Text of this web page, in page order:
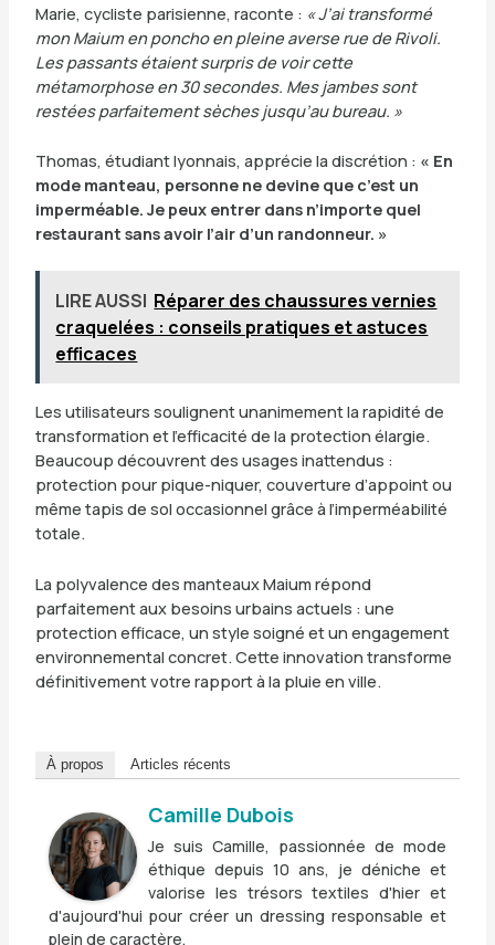
Marie, cycliste parisienne, raconte : « J’ai transformé
mon Maium en poncho en pleine averse rue de Rivoli.
Les passants étaient surpris de voir cette
métamorphose en 30 secondes. Mes jambes sont
restées parfaitement sèches jusqu’au bureau. »
Thomas, étudiant lyonnais, apprécie la discrétion : « En
mode manteau, personne ne devine que c’est un
imperméable. Je peux entrer dans n’importe quel
restaurant sans avoir l’air d’un randonneur. »
LIRE AUSSI Réparer des chaussures vernies
craquelées : conseils pratiques et astuces
efficaces
Les utilisateurs soulignent unanimement la rapidité de
transformation et l’efficacité de la protection élargie.
Beaucoup découvrent des usages inattendus :
protection pour pique-niquer, couverture d’appoint ou
même tapis de sol occasionnel grâce à l’imperméabilité
totale.
La polyvalence des manteaux Maium répond
parfaitement aux besoins urbains actuels : une
protection efficace, un style soigné et un engagement
environnemental concret. Cette innovation transforme
définitivement votre rapport à la pluie en ville.
À propos Articles récents
Camille Dubois
Je suis Camille, passionnée de mode
éthique depuis 10 ans, je déniche et
valorise les trésors textiles d'hier et
d'aujourd'hui pour créer un dressing responsable et
plein de caractère.